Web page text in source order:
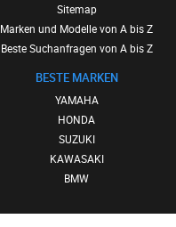
Sitemap
Marken und Modelle von A bis Z
Beste Suchanfragen von A bis Z
BESTE MARKEN
YAMAHA
HONDA
SUZUKI
KAWASAKI
BMW